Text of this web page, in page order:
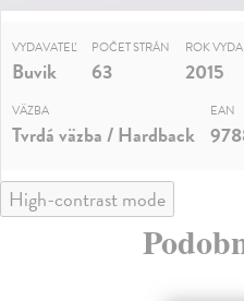
VYDAVATEĽ
Buvik
POČET STRÁN
63
ROK
2015
VÄZBA
Tvrdá väzba / Hardback
EAN
High-contrast mode